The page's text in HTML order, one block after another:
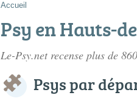
Accueil
Psy en Hauts-
Le-Psy.net recense plus de 860
Psys par